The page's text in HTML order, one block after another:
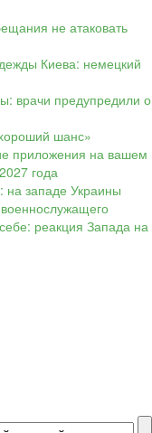
не атаковать
Киева: немецкий
врачи предупредили о
шанс»
приложения на вашем
года
на западе Украины
реакция Запада на